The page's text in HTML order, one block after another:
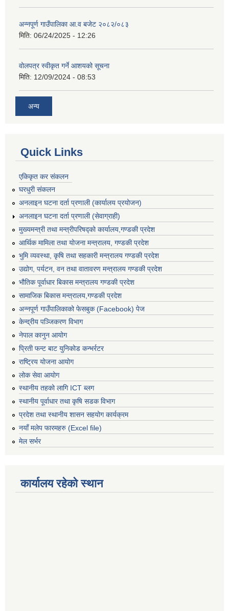
अन्नपूर्ण गाउँपालिका आ.व बजेट २०८२/०८३
मिति: 06/24/2025 - 12:26
वोलपत्र स्वीकृत गर्ने आशयको सूचना
मिति: 12/09/2024 - 08:53
अन्य
Quick Links
एकिकृत कर संकलन
घरधुरी संकलन
अनलाइन घटना दर्ता प्रणाली (कार्यालय प्रयोजन)
अनलाइन घटना दर्ता प्रणाली (सेवाग्राही)
मुख्यमन्त्री तथा मन्त्रीपरिषद्को कार्यालय,गण्डकी प्रदेश
आर्थिक मामिला तथा योजना मन्त्रालय, गण्डकी प्रदेश
भुमि व्यवस्था, कृषि तथा सहकारी मन्त्रालय गण्डकी प्रदेश
उद्योग, पर्यटन, वन तथा वातावरण मन्त्रालय गण्डकी प्रदेश
भौतिक पूर्वाधार बिकास मन्त्रालय गण्डकी प्रदेश
सामाजिक बिकास मन्त्रालय,गण्डकी प्रदेश
अन्नपूर्ण गाउँपालिकाको फेसबुक (Facebook) पेज
केन्द्रीय पञ्जिकरण विभाग
नेपाल कानुन आयोग
प्रिती फन्ट बाट युनिकोड कन्भर्रटर
राष्ट्रिय योजना आयोग
लोक सेवा आयोग
स्थानीय तहको लागि ICT ब्लग
स्थानीय पूर्वाधार तथा कृषि सडक विभाग
प्रदेश तथा स्थानीय शासन सहयोग कार्यक्रम
नयाँ मलेप फारमहरु (Excel file)
मेल सर्भर
कार्यालय रहेको स्थान